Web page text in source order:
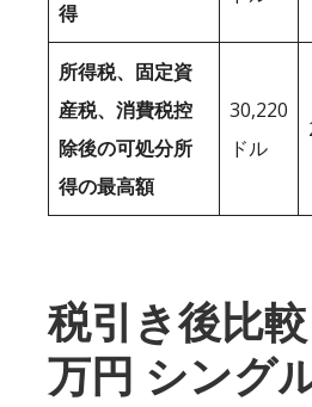
得
所得税、固定資
産税、消費税控
除後の可処分所
得の最高額
30,220
ドル
税引き後比
万円 シング